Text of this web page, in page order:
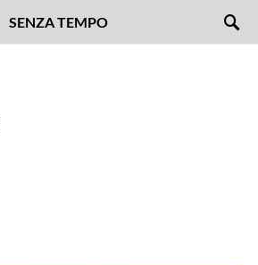
SENZA TEMPO